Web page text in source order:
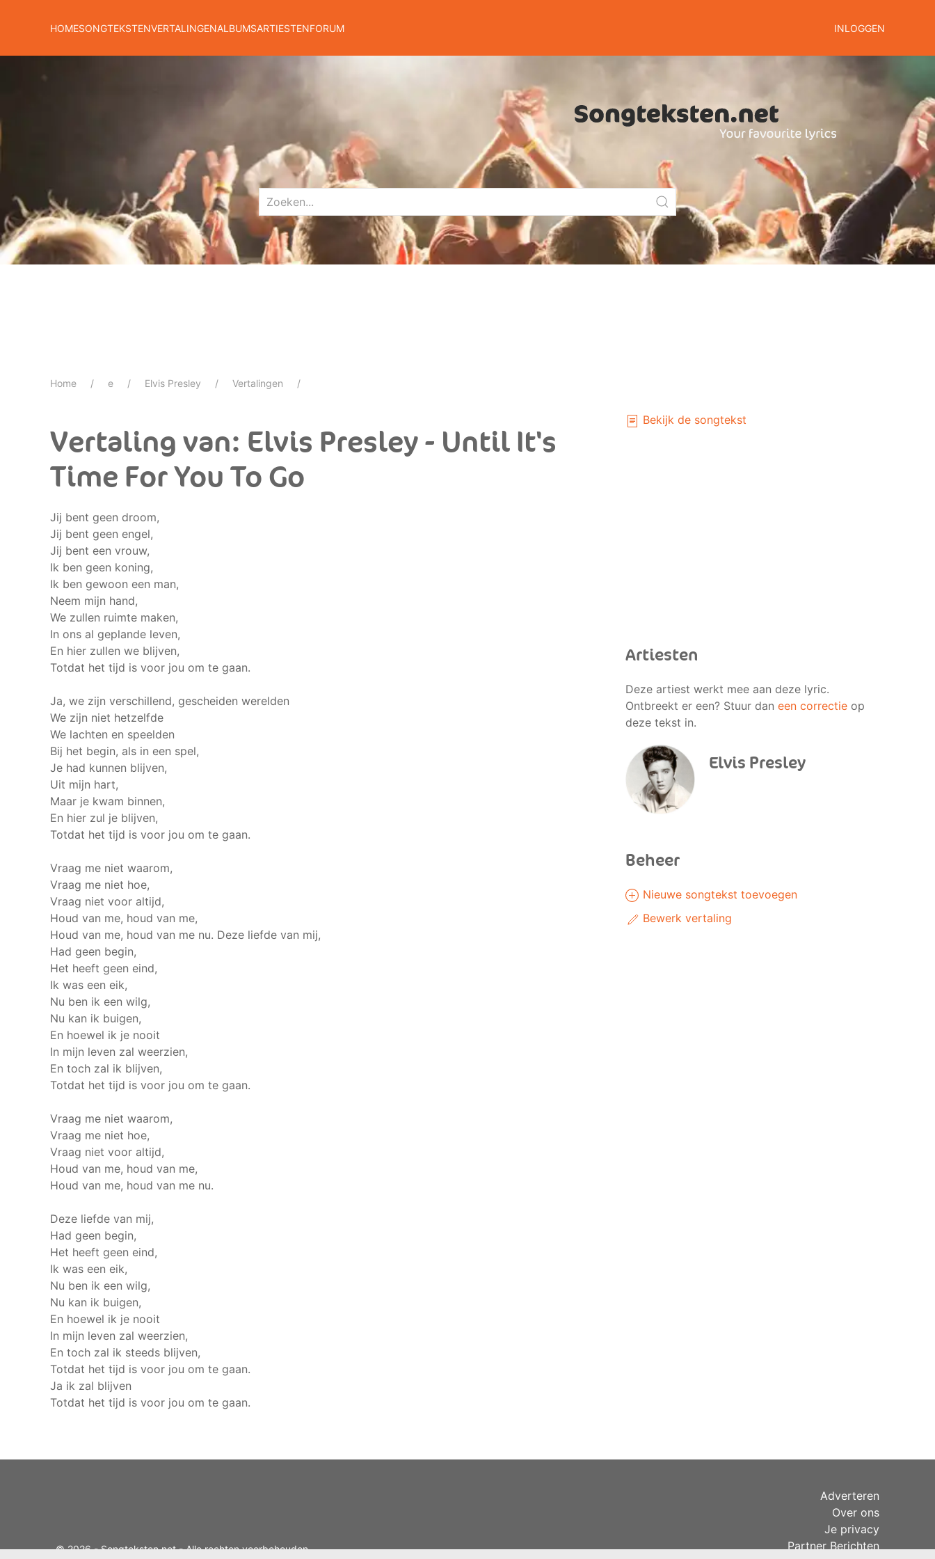
HOMESONGTEKSTENVERTALINGENALBUMSARTIESTENFORUM INLOGGEN
Home e Elvis Presley Vertalingen
Vertaling van: Elvis Presley - Until It's
Time For You To Go
Jij bent geen droom,
Jij bent geen engel,
Jij bent een vrouw,
Ik ben geen koning,
Ik ben gewoon een man,
Neem mijn hand,
We zullen ruimte maken,
In ons al geplande leven,
En hier zullen we blijven,
Totdat het tijd is voor jou om te gaan.
Ja, we zijn verschillend, gescheiden werelden
We zijn niet hetzelfde
We lachten en speelden
Bij het begin, als in een spel,
Je had kunnen blijven,
Uit mijn hart,
Maar je kwam binnen,
En hier zul je blijven,
Totdat het tijd is voor jou om te gaan.
Vraag me niet waarom,
Vraag me niet hoe,
Vraag niet voor altijd,
Houd van me, houd van me,
Houd van me, houd van me nu. Deze liefde van mij,
Had geen begin,
Het heeft geen eind,
Ik was een eik,
Nu ben ik een wilg,
Nu kan ik buigen,
En hoewel ik je nooit
In mijn leven zal weerzien,
En toch zal ik blijven,
Totdat het tijd is voor jou om te gaan.
Vraag me niet waarom,
Vraag me niet hoe,
Vraag niet voor altijd,
Houd van me, houd van me,
Houd van me, houd van me nu.
Deze liefde van mij,
Had geen begin,
Het heeft geen eind,
Ik was een eik,
Nu ben ik een wilg,
Nu kan ik buigen,
En hoewel ik je nooit
In mijn leven zal weerzien,
En toch zal ik steeds blijven,
Totdat het tijd is voor jou om te gaan.
Ja ik zal blijven
Totdat het tijd is voor jou om te gaan.
Bekijk de songtekst
Artiesten
Deze artiest werkt mee aan deze lyric.
Ontbreekt er een? Stuur dan een correctieop
deze tekst in.
Elvis Presley
Beheer
Nieuwe songtekst toevoegen
Bewerk vertaling
© 2026 - Songteksten.net - Alle rechten voorbehouden.
Adverteren
Over ons
Je privacy
Partner Berichten